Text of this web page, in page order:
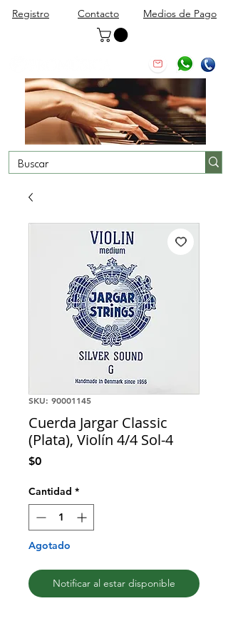
Registro Contacto Medios de Pago
SKU: 90001145
Cuerda Jargar Classic
(Plata), Violín 4/4 Sol-4
$0Precio
Cantidad *
Agotado
Notificar al estar disponible